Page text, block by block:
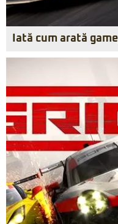
Iată cum arată